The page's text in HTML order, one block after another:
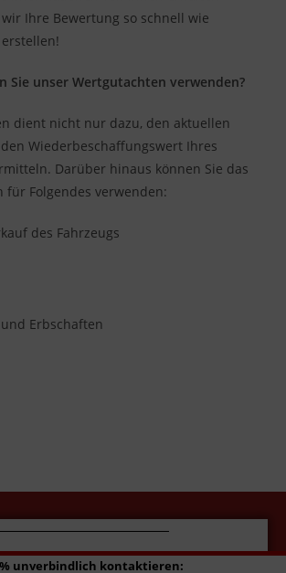
Ihre Bewertung so schnell wie
Sie unser Wertgutachten verwenden?
dient nicht nur dazu, den aktuellen
Wiederbeschaffungswert Ihres
Darüber hinaus können Sie das
für Folgendes verwenden:
des Fahrzeugs
Erbschaften
unverbindlich kontaktieren:
unverbindlich kontaktieren: